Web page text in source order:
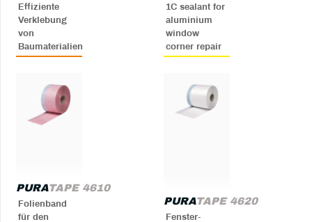
Effiziente
Verklebung
von
Baumaterialien
1C sealant for
aluminium
window
corner repair
PURATAPE 4610
Folienband
für den
PURATAPE 4620
Fenster-